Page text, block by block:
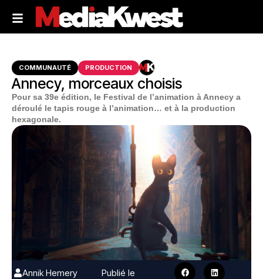
COMMUNAUTÉ PRODUCTION
Annecy, morceaux choisis
Pour sa 39e édition, le Festival de l’animation à Annecy a
déroulé le tapis rouge à l’animation… et à la production
hexagonale.
Annik Hemery
Publié le